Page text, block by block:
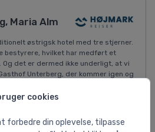
cookies
forbedre din oplevelse, tilpasse
Maria Alm
østrigsk hotel med tre stjerner.
bestyrere, hvilket har medført et
det er dermed ikke underligt, at vi
Unterberg, der kommer igen og
afdeling med eksempelvis